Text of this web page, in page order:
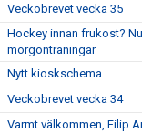
Veckobrevet vecka 35
Hockey innan frukost?
morgonträningar
Nytt kioskschema
Veckobrevet vecka 34
Varmt välkommen, Filip